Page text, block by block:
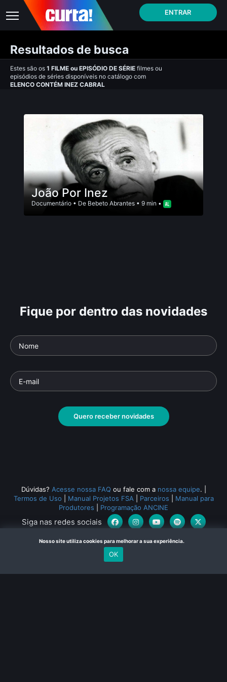
ENTRAR
Resultados de busca
Estes são os 1 FILME ou EPISÓDIO DE SÉRIE filmes ou
episódios de séries disponíveis no catálogo com
ELENCO CONTÉM INEZ CABRAL
João Por Inez
Documentário • De Bebeto Abrantes • 9 min •
Fique por dentro das novidades
Quero receber novidades
Dúvidas? Acesse nossa FAQ ou fale com a nossa equipe.
Termos de Uso
Manual Projetos FSA Parceiros
Manual para
Produtores
Programação ANCINE
Siga nas redes sociais
Nosso site utiliza cookies para melhorar a sua experiência.
OK